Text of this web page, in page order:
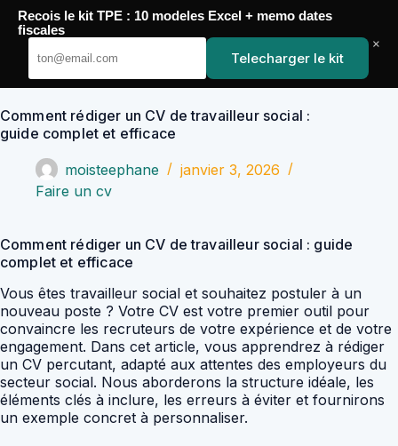
Passer
contenu
YoupiJobs
Comment rédiger un CV de travailleur social :
guide complet et efficace
moisteephane
janvier 3, 2026
Faire un cv
Comment rédiger un CV de travailleur social : guide
complet et efficace
Vous êtes travailleur social et souhaitez postuler à un
nouveau poste ? Votre CV est votre premier outil pour
convaincre les recruteurs de votre expérience et de votre
engagement. Dans cet article, vous apprendrez à rédiger
un CV percutant, adapté aux attentes des employeurs du
secteur social. Nous aborderons la structure idéale, les
éléments clés à inclure, les erreurs à éviter et fournirons
un exemple concret à personnaliser.
Recois le kit TPE : 10 modeles Excel + memo dates
fiscales
Telecharger le kit
×